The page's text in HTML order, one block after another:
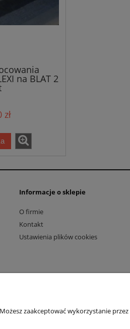
na BLAT 2
zł
Informacje o sklepie
O firmie
Kontakt
Ustawienia plików cookies
zaakceptować wykorzystanie